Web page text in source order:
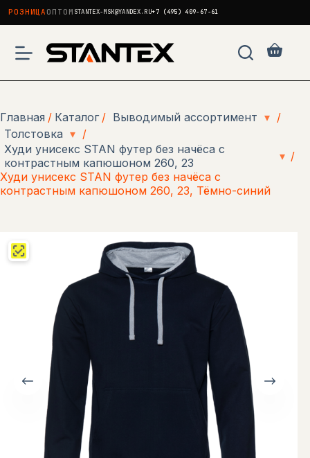
РОЗНИЦА ОПТОМ STANTEX-MSK@YANDEX.RU+7 (495) 409-67-61
сути
Главная / Каталог / Выводимый ассортимент ▾ /
Толстовка ▾ /
Худи унисекс STAN футер без начёса с
контрастным капюшоном 260, 23
▾ /
Худи унисекс STAN футер без начёса с
контрастным капюшоном 260, 23, Тёмно-синий